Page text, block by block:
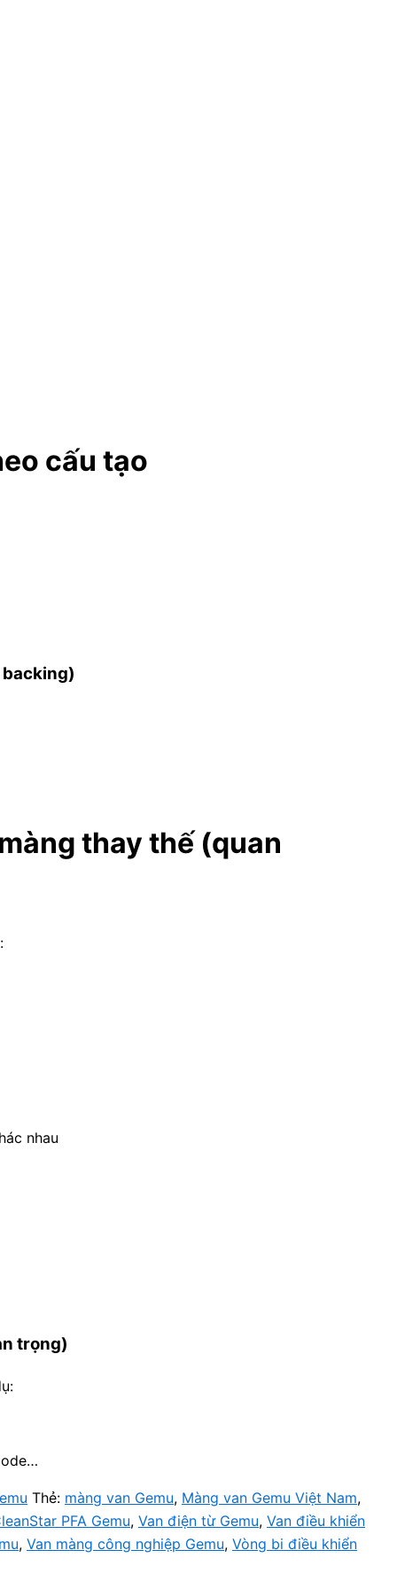
cấu tạo
backing)
thay thế (quan
nhau
trọng)
Thẻ: màng van Gemu, Màng van Gemu Việt Nam,
PFA Gemu, Van điện từ Gemu, Van điều khiển
, Van màng công nghiệp Gemu, Vòng bi điều khiển